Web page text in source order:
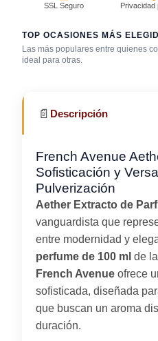
SSL Seguro Privacidad
TOP OCASIONES MÁS
Las más populares entre quienes
ideal para otras.
Día caluroso /
clima cálido
📄 Descripción
French Avenue
Sofisticación y
Pulverización
Aether Extracto de
vanguardista que
entre modernidad y
perfume de 100 ml de
French Avenue ofrece
sofisticada, diseñada
que buscan un aroma
duración.